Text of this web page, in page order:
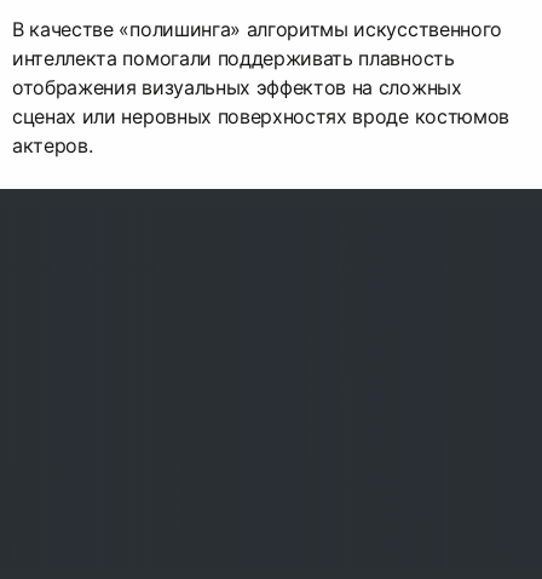
В качестве «полишинга» алгоритмы искусственного
интеллекта помогали поддерживать плавность
отображения визуальных эффектов на сложных
сценах или неровных поверхностях вроде костюмов
актеров.